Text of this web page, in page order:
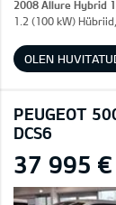
2008 Allure Hybrid
1.2 (100 kW)
OLEN
PEUGEOT
DCS6
37 995 €